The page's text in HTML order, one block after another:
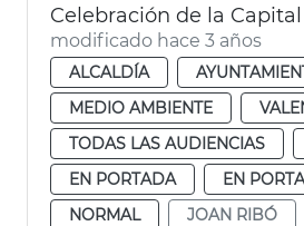
modificado hace 3 años
ALCALDÍA
MEDIO AMBIENTE
TODAS LAS AUDIENCIAS
EN PORTADA
EN
NORMAL
JOAN RIBÓ